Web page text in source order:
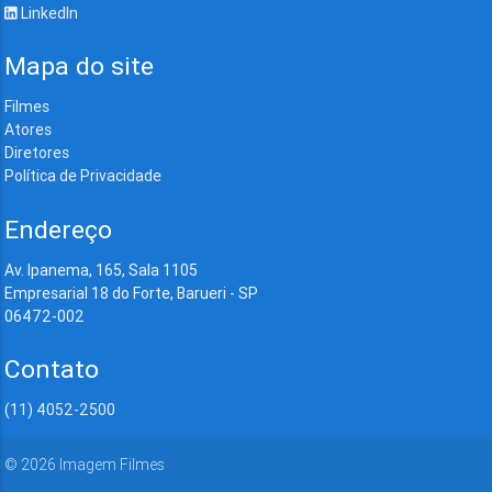
LinkedIn
Mapa do site
Filmes
Atores
Diretores
Política de Privacidade
Endereço
Av. Ipanema, 165, Sala 1105
Empresarial 18 do Forte, Barueri - SP
06472-002
Contato
(11) 4052-2500
© 2026 Imagem Filmes